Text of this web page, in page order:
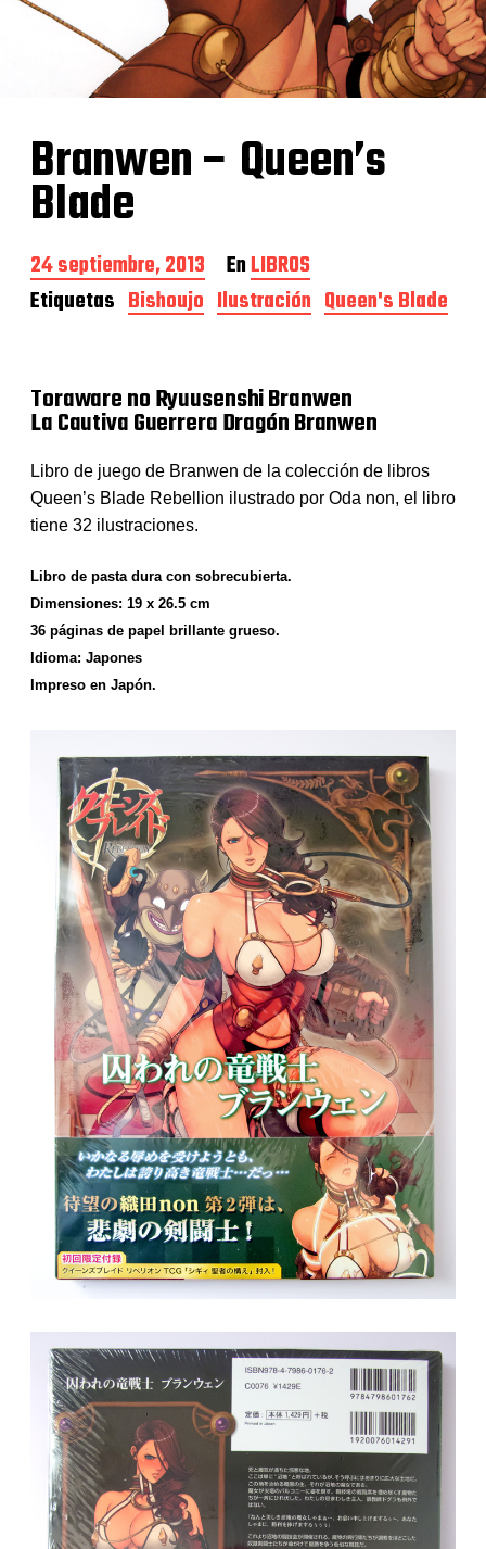
Branwen – Queen’s
Blade
F
e
c
e
l
a
e
n
t
r
d
a
24 septiembre, 2013 EnLIBROS
Etiquetas Bishoujo Ilustración Queen's Blade
Toraware no Ryuusenshi Branwen
La Cautiva Guerrera Dragón Branwen
Libro de juego de Branwen de la colección de libros
Queen’s Blade Rebellion ilustrado por Oda non, el libro
tiene 32 ilustraciones.
Libro de pasta dura con sobrecubierta.
Dimensiones: 19 x 26.5 cm
36 páginas de papel brillante grueso.
Idioma: Japones
Impreso en Japón.